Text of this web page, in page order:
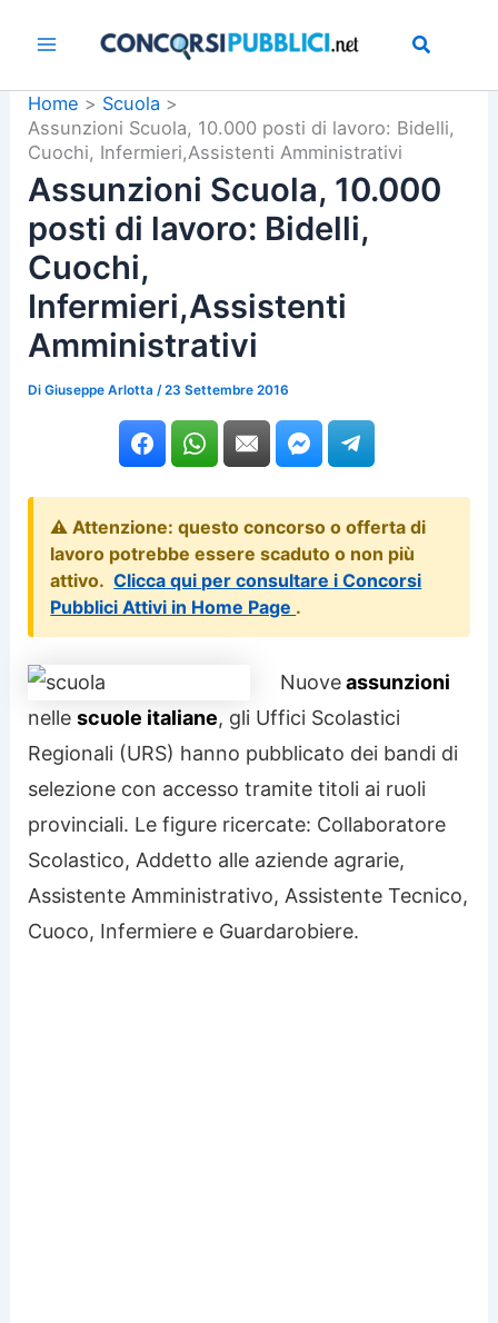
Home
Scuola
Assunzioni Scuola, 10.000 posti di lavoro: Bidelli,
Cuochi, Infermieri,Assistenti Amministrativi
Assunzioni Scuola, 10.000
posti di lavoro: Bidelli,
Cuochi,
Infermieri,Assistenti
Amministrativi
DiGiuseppe Arlotta /23 Settembre 2016
⚠️ Attenzione: questo concorso o offerta di
lavoro potrebbe essere scaduto o non più
attivo. Clicca qui per consultare i Concorsi
Pubblici Attivi in Home Page .
Nuoveassunzioni
nellescuole italiane, gli Uffici Scolastici
Regionali (URS) hanno pubblicato dei bandi di
selezione con accesso tramite titoli ai ruoli
provinciali. Le figure ricercate: Collaboratore
Scolastico, Addetto alle aziende agrarie,
Assistente Amministrativo, Assistente Tecnico,
Cuoco, Infermiere e Guardarobiere.